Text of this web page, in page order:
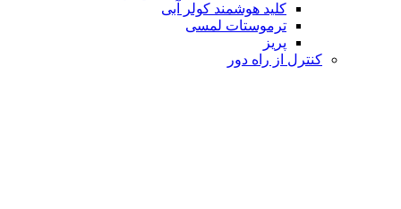
کلید هوشمند کولر آبی
ترموستات لمسی
پریز
کنترل از راه دور